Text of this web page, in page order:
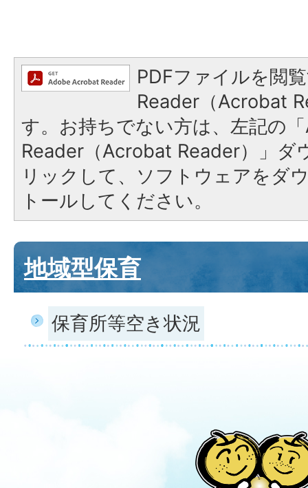
PDFファイルを閲
Reader（Acrobat
す。お持ちでない方は、左記の
Reader（Acrobat Reader）」ダ
リックして、ソフトウェアをダ
トールしてください。
地域型保育
保育所等空き状況